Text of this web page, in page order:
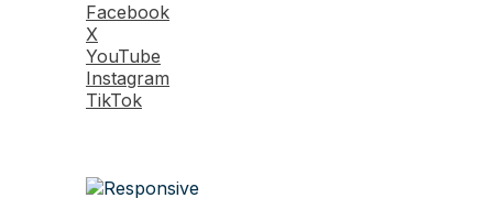
Facebook
X
YouTube
Instagram
TikTok